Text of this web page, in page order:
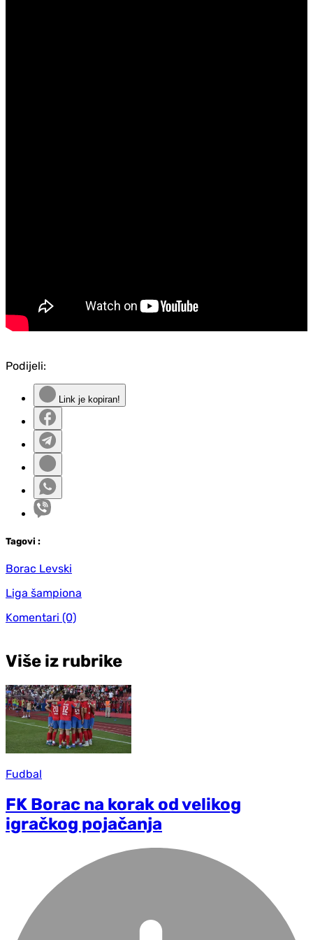
Podijeli:
Link je kopiran!
Tagovi :
Borac Levski
Liga šampiona
Komentari (0)
Više iz rubrike
Fudbal
FK Borac na korak od velikog
igračkog pojačanja